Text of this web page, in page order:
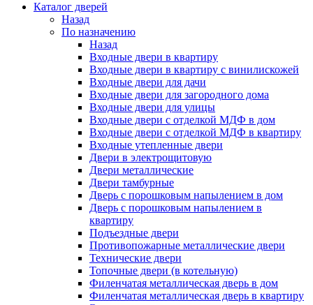
Каталог дверей
Назад
По назначению
Назад
Входные двери в квартиру
Входные двери в квартиру с винилискожей
Входные двери для дачи
Входные двери для загородного дома
Входные двери для улицы
Входные двери с отделкой МДФ в дом
Входные двери с отделкой МДФ в квартиру
Входные утепленные двери
Двери в электрощитовую
Двери металлические
Двери тамбурные
Дверь с порошковым напылением в дом
Дверь с порошковым напылением в
квартиру
Подъездные двери
Противопожарные металлические двери
Технические двери
Топочные двери (в котельную)
Филенчатая металлическая дверь в дом
Филенчатая металлическая дверь в квартиру